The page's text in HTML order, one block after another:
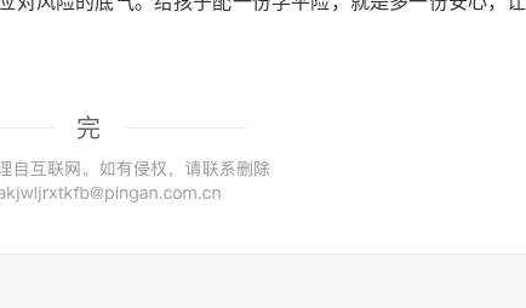
完